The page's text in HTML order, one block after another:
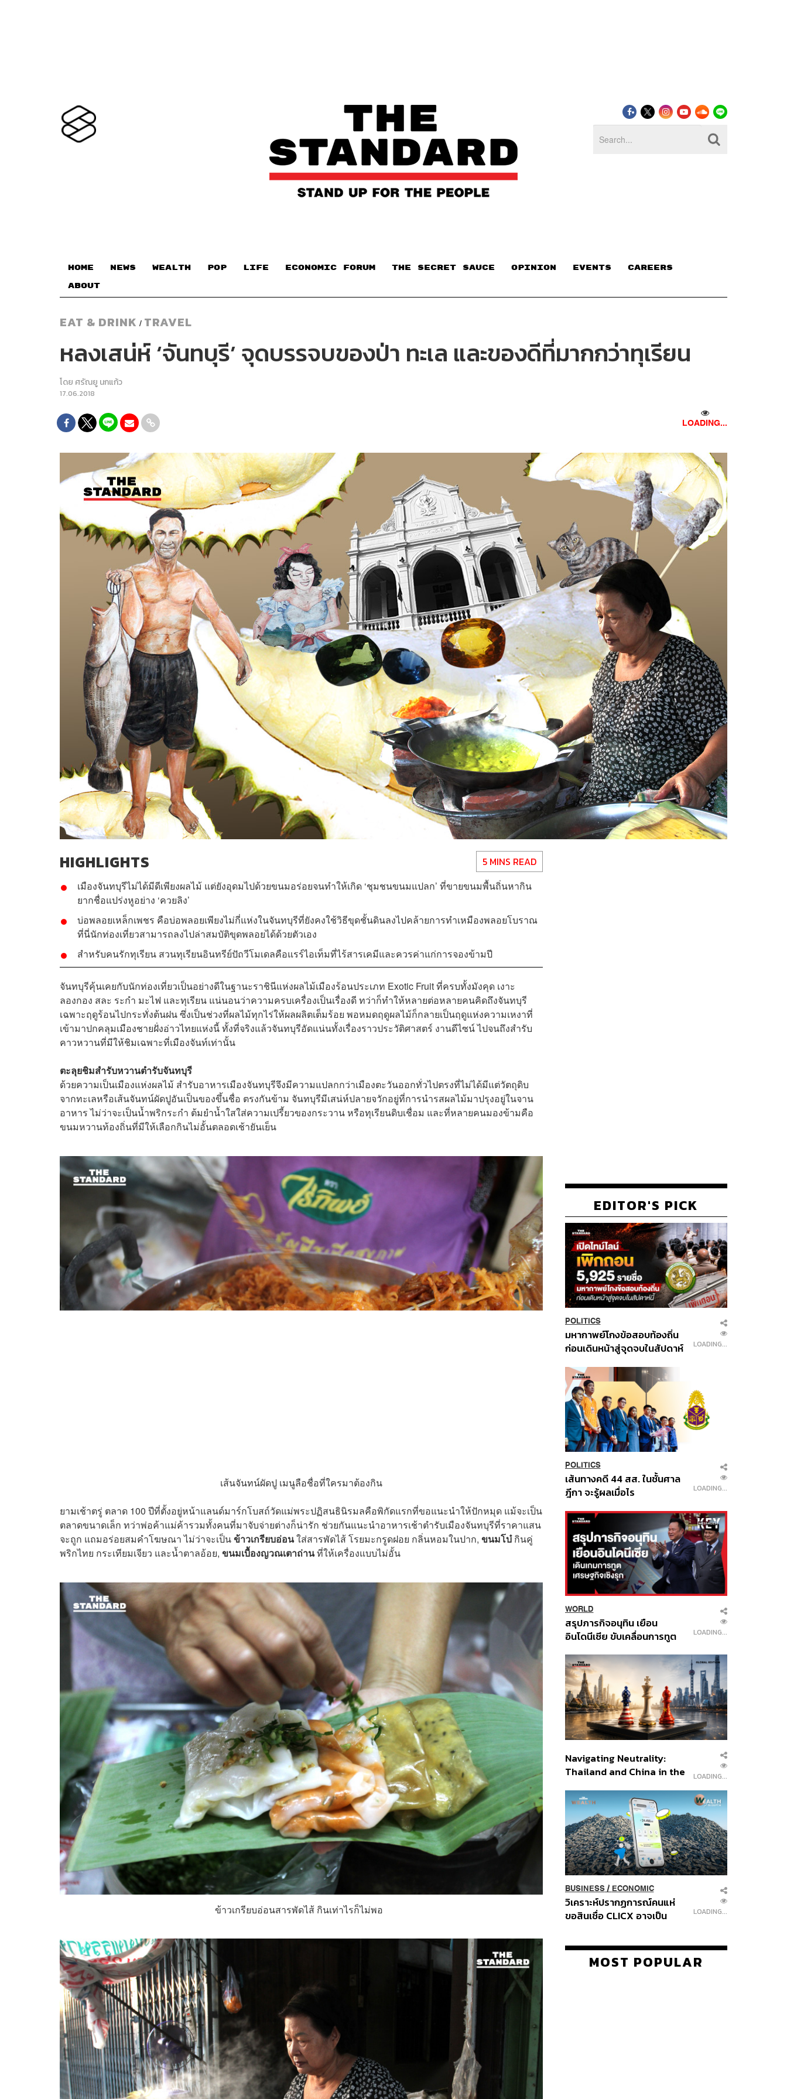
HOME NEWS WEALTH POP LIFE ECONOMIC FORUM THE SECRET SAUCE​ OPINION EVENTS CAREERS
ABOUT
EAT & DRINK / TRAVEL
หลงเสน่ห์ ‘จันทบุรี’ จุดบรรจบของป่า ทะเล และของดีที่มากกว่าทุเรียน
โดย ศรัณยู นกแก้ว
17.06.2018
LOADING...
HIGHLIGHTS 5 MINS READ
เมืองจันทบุรีไม่ได้มีดีเพียงผลไม้ แต่ยังอุดมไปด้วยขนมอร่อยจนทำให้เกิด ‘ชุมชนขนมแปลก’ ที่ขายขนมพื้นถิ่นหากิน
ยากชื่อแปร่งหูอย่าง ‘ควยลิง’
บ่อพลอยเหล็กเพชร คือบ่อพลอยเพียงไม่กี่แห่งในจันทบุรีที่ยังคงใช้วิธีขุดชั้นดินลงไปคล้ายการทำเหมืองพลอยโบราณ
ที่นี่นักท่องเที่ยวสามารถลงไปล่าสมบัติขุดพลอยได้ด้วยตัวเอง
สำหรับคนรักทุเรียน สวนทุเรียนอินทรีย์ปัถวีโมเดลคือแรร์ไอเท็มที่ไร้สารเคมีและควรค่าแก่การจองข้ามปี
จันทบุรีคุ้นเคยกับนักท่องเที่ยวเป็นอย่างดีในฐานะราชินีแห่งผลไม้เมืองร้อนประเภท Exotic Fruit ที่ครบทั้งมังคุด เงาะ
ลองกอง สละ ระกำ มะไฟ และทุเรียน แน่นอนว่าความครบเครื่องเป็นเรื่องดี ทว่าก็ทำให้หลายต่อหลายคนคิดถึงจันทบุรี
เฉพาะฤดูร้อนไปกระทั่งต้นฝน ซึ่งเป็นช่วงที่ผลไม้ทุกไร่ให้ผลผลิตเต็มร้อย พอหมดฤดูผลไม้ก็กลายเป็นฤดูแห่งความเหงาที่
เข้ามาปกคลุมเมืองชายฝั่งอ่าวไทยแห่งนี้ ทั้งที่จริงแล้วจันทบุรีอัดแน่นทั้งเรื่องราวประวัติศาสตร์ งานดีไซน์ ไปจนถึงสำรับ
คาวหวานที่มีให้ชิมเฉพาะที่เมืองจันท์เท่านั้น
ตะลุยชิมสำรับหวานตำรับจันทบุรี
ด้วยความเป็นเมืองแห่งผลไม้ สำรับอาหารเมืองจันทบุรีจึงมีความแปลกกว่าเมืองตะวันออกทั่วไปตรงที่ไม่ได้มีแต่วัตถุดิบ
จากทะเลหรือเส้นจันทน์ผัดปูอันเป็นของขึ้นชื่อ ตรงกันข้าม จันทบุรีมีเสน่ห์ปลายจวักอยู่ที่การนำรสผลไม้มาปรุงอยู่ในจาน
อาหาร ไม่ว่าจะเป็นน้ำพริกระกำ ต้มยำน้ำใสใส่ความเปรี้ยวของกระวาน หรือทุเรียนดิบเชื่อม และที่หลายคนมองข้ามคือ
ขนมหวานท้องถิ่นที่มีให้เลือกกินไม่อั้นตลอดเช้ายันเย็น
เส้นจันทน์ผัดปู เมนูลือชื่อที่ใครมาต้องกิน
ยามเช้าตรู่ ตลาด 100 ปีที่ตั้งอยู่หน้าแลนด์มาร์กโบสถ์วัดแม่พระปฏิสนธินิรมลคือพิกัดแรกที่ขอแนะนำให้ปักหมุด แม้จะเป็น
ตลาดขนาดเล็ก ทว่าพ่อค้าแม่ค้ารวมทั้งคนที่มาจับจ่ายต่างก็น่ารัก ช่วยกันแนะนำอาหารเช้าตำรับเมืองจันทบุรีที่ราคาแสน
จะถูก แถมอร่อยสมคำโฆษณา ไม่ว่าจะเป็นข้าวเกรียบอ่อนใส่สารพัดไส้ โรยมะกรูดฝอย กลิ่นหอมในปาก, ขนมโบ๋กินคู่
พริกไทย กระเทียมเจียว และน้ำตาลอ้อย, ขนมเบื้องญวณเตาถ่านที่ให้เครื่องแบบไม่อั้น
ข้าวเกรียบอ่อนสารพัดไส้ กินเท่าไรก็ไม่พอ
EDITOR'S PICK
POLITICS
มหากาพย์โกงข้อสอบท้องถิ่น
ก่อนเดินหน้าสู่จุดจบในสัปดาห์
LOADING...
POLITICS
เส้นทางคดี 44 สส. ในชั้นศาล
ฎีกา จะรู้ผลเมื่อไร
LOADING...
WORLD
สรุปภารกิจอนุทิน เยือน
อินโดนีเซีย ขับเคลื่อนการทูต
ส่วนยุทธศาสตร์ไทย –
อินโดนีเซีย
LOADING...
Navigating Neutrality:
Thailand and China in the
Order
LOADING...
BUSINESS/ ECONOMIC
วิเคราะห์ปรากฏการณ์คนแห่
ขอสินเชื่อ CLICX อาจเป็น
ปัญหาหนี้ครัวเรือนไทยที่ถูกซุก
LOADING...
MOST POPULAR